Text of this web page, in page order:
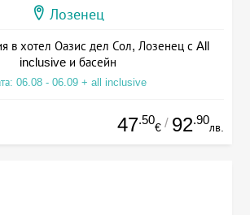
Лозенец
в хотел Оазис дел Сол, Лозенец с All
inclusive и басейн
06.08 - 06.09 + all inclusive
47.50
€ / 92.90
лв.